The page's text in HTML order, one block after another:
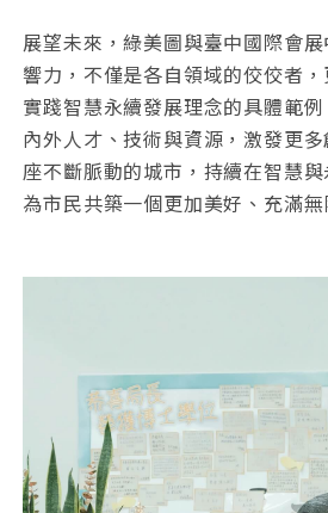
展望未來，綠美圖與臺中國際會
響力，不僅是各自領域的佼佼者
實踐智慧永續發展理念的具體範
內外人才、技術與資源，激發更
座不斷脈動的城市，持續在智慧與
為市民共築一個更加美好、充滿無